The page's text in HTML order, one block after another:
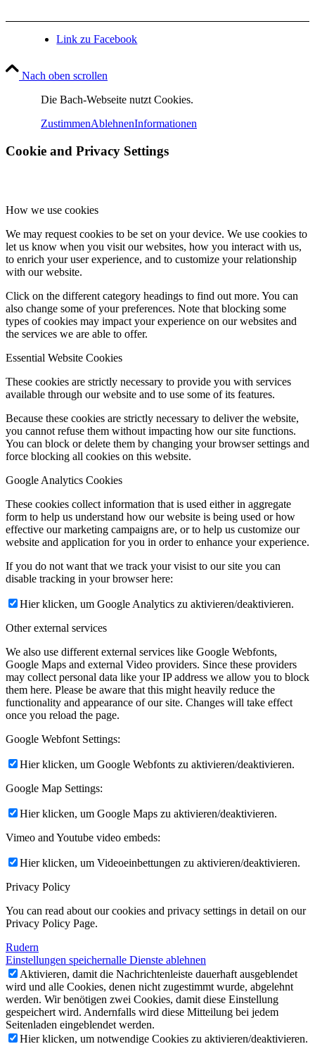
Link zu Facebook
Nach oben scrollen
Die Bach-Webseite nutzt Cookies.
ZustimmenAblehnenInformationen
Cookie and Privacy Settings
How we use cookies
We may request cookies to be set on your device. We use cookies to
let us know when you visit our websites, how you interact with us,
to enrich your user experience, and to customize your relationship
with our website.
Click on the different category headings to find out more. You can
also change some of your preferences. Note that blocking some
types of cookies may impact your experience on our websites and
the services we are able to offer.
Essential Website Cookies
These cookies are strictly necessary to provide you with services
available through our website and to use some of its features.
Because these cookies are strictly necessary to deliver the website,
you cannot refuse them without impacting how our site functions.
You can block or delete them by changing your browser settings and
force blocking all cookies on this website.
Google Analytics Cookies
These cookies collect information that is used either in aggregate
form to help us understand how our website is being used or how
effective our marketing campaigns are, or to help us customize our
website and application for you in order to enhance your experience.
If you do not want that we track your visist to our site you can
disable tracking in your browser here:
Hier klicken, um Google Analytics zu aktivieren/deaktivieren.
Other external services
We also use different external services like Google Webfonts,
Google Maps and external Video providers. Since these providers
may collect personal data like your IP address we allow you to block
them here. Please be aware that this might heavily reduce the
functionality and appearance of our site. Changes will take effect
once you reload the page.
Google Webfont Settings:
Hier klicken, um Google Webfonts zu aktivieren/deaktivieren.
Google Map Settings:
Hier klicken, um Google Maps zu aktivieren/deaktivieren.
Vimeo and Youtube video embeds:
Hier klicken, um Videoeinbettungen zu aktivieren/deaktivieren.
Privacy Policy
You can read about our cookies and privacy settings in detail on our
Privacy Policy Page.
Rudern
Einstellungen speichernalle Dienste ablehnen
Aktivieren, damit die Nachrichtenleiste dauerhaft ausgeblendet
wird und alle Cookies, denen nicht zugestimmt wurde, abgelehnt
werden. Wir benötigen zwei Cookies, damit diese Einstellung
gespeichert wird. Andernfalls wird diese Mitteilung bei jedem
Seitenladen eingeblendet werden.
Hier klicken, um notwendige Cookies zu aktivieren/deaktivieren.